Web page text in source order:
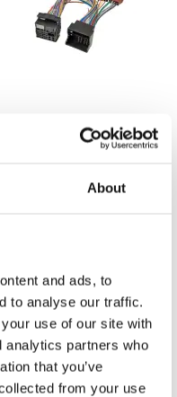
About
and ads, to
to analyse our traffic.
use of our site with
analytics partners who
that you’ve
from your use
kabel till BMW / Land Rover
Plug&play kabel för T
till BMW och Land Rover
Köp